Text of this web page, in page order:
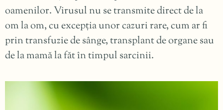
oamenilor. Virusul nu se transmite direct de la
om la om, cu excepția unor cazuri rare, cum ar fi
prin transfuzie de sânge, transplant de organe sau
de la mamă la făt în timpul sarcinii.